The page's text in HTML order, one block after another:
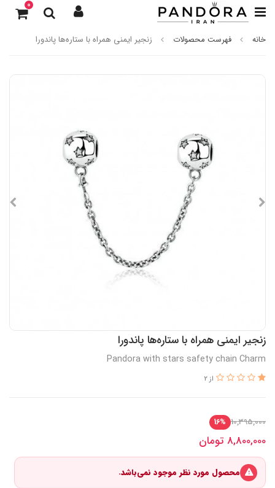
0
خانه فهرست محصولات زنجیر ایمنی همراه با ستاره‌ها پاندورا
زنجیر ایمنی همراه با ستاره‌ها پاندورا
Pandora with stars safety chain Charm
از 2
10,395,000
16%
8,800,000 تومان
محصول مورد نظر موجود نمی‌باشد.